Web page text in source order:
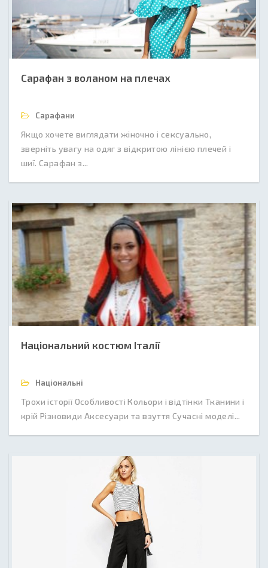
Сарафан з воланом на плечах
Сарафани
Якщо хочете виглядати жіночно і сексуально,
зверніть увагу на одяг з відкритою лінією плечей і
шиї. Сарафан з...
Національний костюм Італії
Національні
Трохи історії Особливості Кольори і відтінки Тканини і
крій Різновиди Аксесуари та взуття Сучасні моделі...